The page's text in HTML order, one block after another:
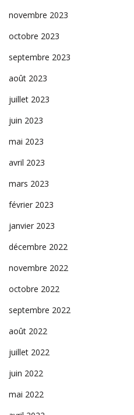
novembre 2023
octobre 2023
septembre 2023
août 2023
juillet 2023
juin 2023
mai 2023
avril 2023
mars 2023
février 2023
janvier 2023
décembre 2022
novembre 2022
octobre 2022
septembre 2022
août 2022
juillet 2022
juin 2022
mai 2022